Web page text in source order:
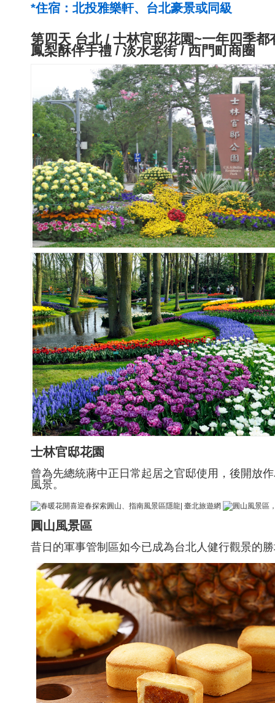
*住宿：北投雅樂軒、台北豪景或同級
第四天 台北 / 士林官邸花園~一年四季都
鳳梨酥伴手禮 / 淡水老街 / 西門町商圈
士林官邸花園
曾為先總統蔣中正日常起居之官邸使用，後開放
風景。
圓山風景區
昔日的軍事管制區如今已成為台北人健行觀景的